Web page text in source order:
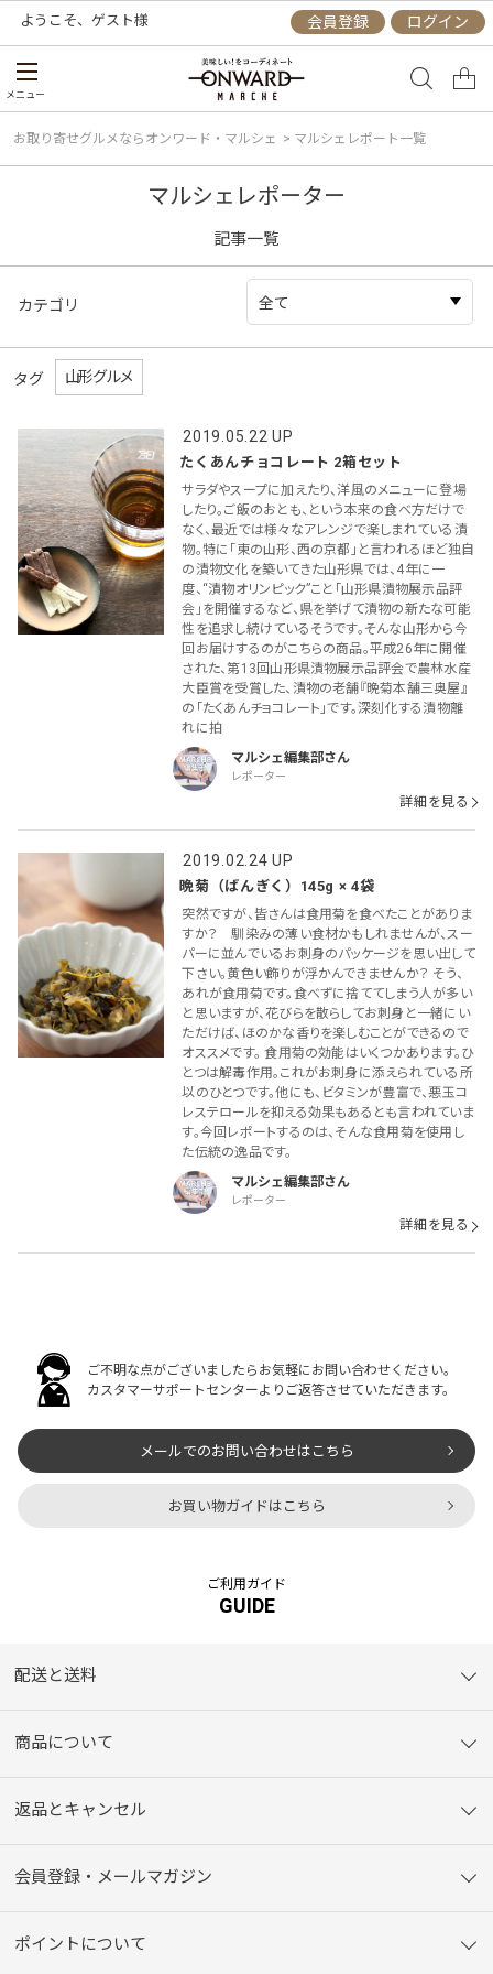
ようこそ、 ゲスト様 会員登録 ログイン
メニュー
お取り寄せグルメならオンワード・マルシェ > マルシェレポート一覧
マルシェレポーター
記事一覧
カテゴリ
タグ 山形グルメ
2019.05.22 UP
たくあんチョコレート 2箱セット
サラダやスープに加えたり、洋風のメニューに登場
したり。ご飯のおとも、という本来の食べ方だけで
なく、最近では様々なアレンジで楽しまれている漬
物。特に「東の山形、西の京都」と言われるほど独自
の漬物文化を築いてきた山形県では、4年に一
度、“漬物オリンピック”こと「山形県漬物展示品評
会」を開催するなど、県を挙げて漬物の新たな可能
性を追求し続けているそうです。そんな山形から今
回お届けするのがこちらの商品。平成26年に開催
された、第13回山形県漬物展示品評会で農林水産
大臣賞を受賞した、漬物の老舗『晩菊本舗三奥屋』
の「たくあんチョコレート」です。深刻化する漬物離
れに拍
マルシェ編集部
レポーター
詳細を見る
2019.02.24 UP
晩菊（ばんぎく）145g × 4袋
突然ですが、皆さんは食用菊を食べたことがありま
すか？ 馴染みの薄い食材かもしれませんが、スー
パーに並んでいるお刺身のパッケージを思い出して
下さい。黄色い飾りが浮かんできませんか？ そう、
あれが食用菊です。食べずに捨ててしまう人が多い
と思いますが、花びらを散らしてお刺身と一緒にい
ただけば、ほのかな香りを楽しむことができるので
オススメです。 食用菊の効能はいくつかあります。ひ
とつは解毒作用。これがお刺身に添えられている所
以のひとつです。他にも、ビタミンが豊富で、悪玉コ
レステロールを抑える効果もあるとも言われていま
す。今回レポートするのは、そんな食用菊を使用し
た伝統の逸品です。
マルシェ編集部
レポーター
詳細を見る
ご不明な点がございましたらお気軽にお問い合わせください。
カスタマーサポートセンターよりご返答させていただきます。
メールでのお問い合わせはこちら
お買い物ガイドはこちら
ご利用ガイド
GUIDE
配送と送料
商品について
返品とキャンセル
会員登録・メールマガジン
ポイントについて